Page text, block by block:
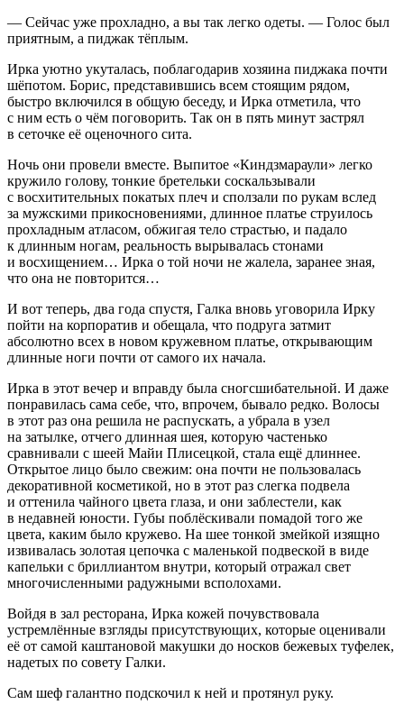
— Сейчас уже прохладно, а вы так легко одеты. — Голос был
приятным, а пиджак тёплым.
Ирка уютно укуталась, поблагодарив хозяина пиджака почти
шёпотом. Борис, представившись всем стоящим рядом,
быстро включился в общую беседу, и Ирка отметила, что
с ним есть о чём поговорить. Так он в пять минут застрял
в сеточке её оценочного сита.
Ночь они провели вместе. Выпитое «Киндзмараули» легко
кружило голову, тонкие бретельки соскальзывали
с восхитительных покатых плеч и сползали по рукам вслед
за мужскими прикосновениями, длинное платье струилось
прохладным атласом, обжигая тело страстью, и падало
к длинным ногам, реальность вырывалась стонами
и восхищением… Ирка о той ночи не жалела, заранее зная,
что она не повторится…
И вот теперь, два года спустя, Галка вновь уговорила Ирку
пойти на корпоратив и обещала, что подруга затмит
абсолютно всех в новом кружевном платье, открывающим
длинные ноги почти от самого их начала.
Ирка в этот вечер и вправду была сногсшибательной. И даже
понравилась сама себе, что, впрочем, бывало редко. Волосы
в этот раз она решила не распускать, а убрала в узел
на затылке, отчего длинная шея, которую частенько
сравнивали с шеей Майи Плисецкой, стала ещё длиннее.
Открытое лицо было свежим: она почти не пользовалась
декоративной косметикой, но в этот раз слегка подвела
и оттенила чайного цвета глаза, и они заблестели, как
в недавней юности. Губы поблёскивали помадой того же
цвета, каким было кружево. На шее тонкой змейкой изящно
извивалась золотая цепочка с маленькой подвеской в виде
капельки с бриллиантом внутри, который отражал свет
многочисленными радужными всполохами.
Войдя в зал ресторана, Ирка кожей почувствовала
устремлённые взгляды присутствующих, которые оценивали
её от самой каштановой макушки до носков бежевых туфелек,
надетых по совету Галки.
Сам шеф галантно подскочил к ней и протянул руку.